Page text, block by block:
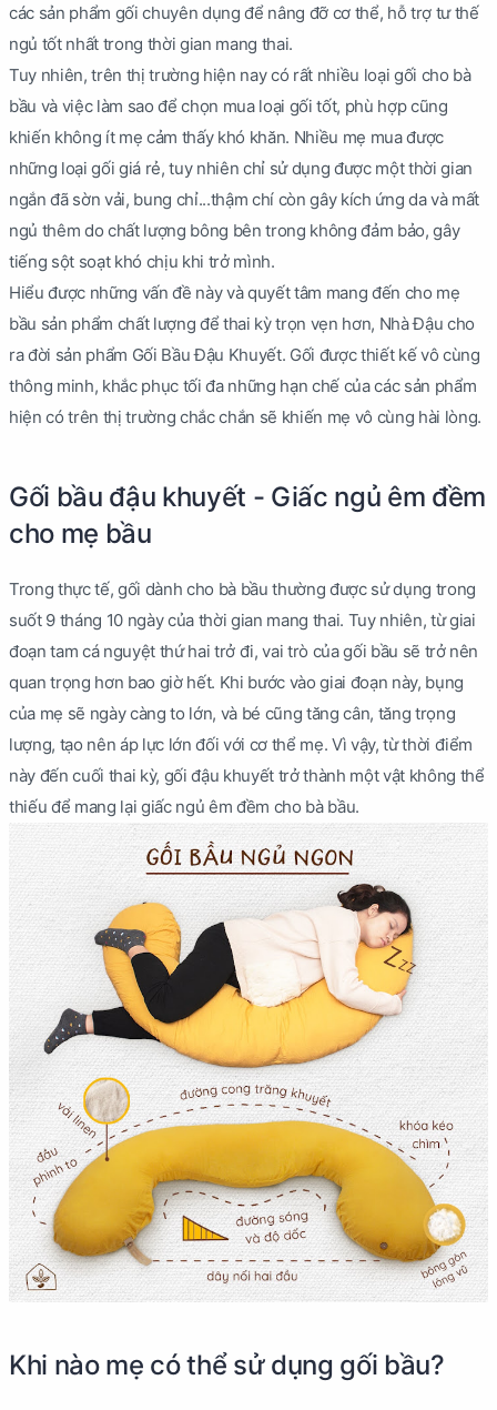
các sản phẩm gối chuyên dụng để nâng đỡ cơ thể, hỗ trợ tư thế
ngủ tốt nhất trong thời gian mang thai.
Tuy nhiên, trên thị trường hiện nay có rất nhiều loại gối cho bà
bầu và việc làm sao để chọn mua loại gối tốt, phù hợp cũng
khiến không ít mẹ cảm thấy khó khăn. Nhiều mẹ mua được
những loại gối giá rẻ, tuy nhiên chỉ sử dụng được một thời gian
ngắn đã sờn vải, bung chỉ...thậm chí còn gây kích ứng da và mất
ngủ thêm do chất lượng bông bên trong không đảm bảo, gây
tiếng sột soạt khó chịu khi trở mình.
Hiểu được những vấn đề này và quyết tâm mang đến cho mẹ
bầu sản phẩm chất lượng để thai kỳ trọn vẹn hơn, Nhà Đậu cho
ra đời sản phẩm Gối Bầu Đậu Khuyết. Gối được thiết kế vô cùng
thông minh, khắc phục tối đa những hạn chế của các sản phẩm
hiện có trên thị trường chắc chắn sẽ khiến mẹ vô cùng hài lòng.
Gối bầu đậu khuyết - Giấc ngủ êm đềm
cho mẹ bầu
Trong thực tế, gối dành cho bà bầu thường được sử dụng trong
suốt 9 tháng 10 ngày của thời gian mang thai. Tuy nhiên, từ giai
đoạn tam cá nguyệt thứ hai trở đi, vai trò của gối bầu sẽ trở nên
quan trọng hơn bao giờ hết. Khi bước vào giai đoạn này, bụng
của mẹ sẽ ngày càng to lớn, và bé cũng tăng cân, tăng trọng
lượng, tạo nên áp lực lớn đối với cơ thể mẹ. Vì vậy, từ thời điểm
này đến cuối thai kỳ, gối đậu khuyết trở thành một vật không thể
thiếu để mang lại giấc ngủ êm đềm cho bà bầu.
Khi nào mẹ có thể sử dụng gối bầu?